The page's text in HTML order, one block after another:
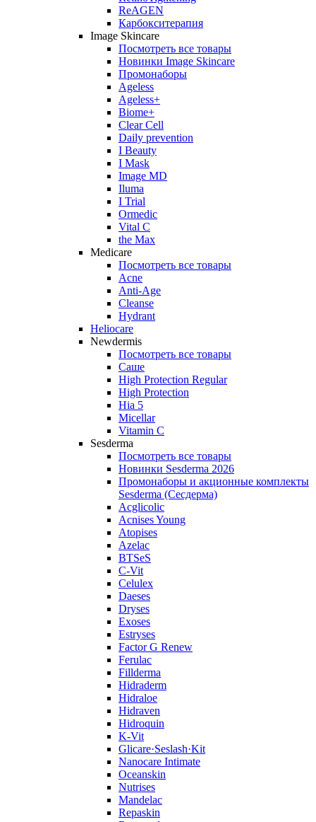
ReAGEN
Карбокситерапия
Image Skincare
Посмотреть все товары
Новинки Image Skincare
Промонаборы
Ageless
Ageless+
Biome+
Clear Cell
Daily prevention
I Beauty
I Mask
Image MD
Iluma
I Trial
Ormedic
Vital C
the Max
Medicare
Посмотреть все товары
Acne
Anti‑Age
Cleanse
Hydrant
Heliocare
Newdermis
Посмотреть все товары
Саше
High Protection Regular
High Protection
Hia 5
Micellar
Vitamin C
Sesderma
Посмотреть все товары
Новинки Sesderma 2026
Промонаборы и акционные комплекты
Sesderma (Сесдерма)
Acglicolic
Acnises Young
Atopises
Azelac
BTSeS
C‑Vit
Celulex
Daeses
Dryses
Exoses
Estryses
Factor G Renew
Ferulac
Fillderma
Hidraderm
Hidraloe
Hidraven
Hidroquin
K-Vit
Glicare·Seslash·Kit
Nanocare Intimate
Oceanskin
Nutrises
Mandelac
Repaskin